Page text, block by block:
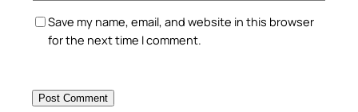
Save my name, email, and website in this browser
for the next time I comment.